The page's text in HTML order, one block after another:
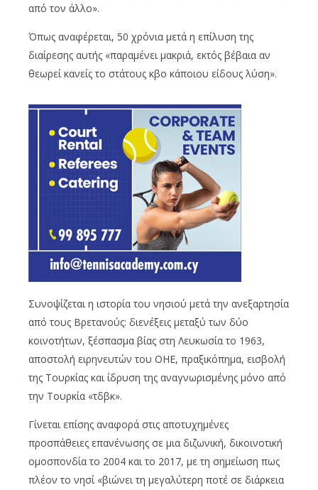
από τον άλλο».
Όπως αναφέρεται, 50 χρόνια μετά η επίλυση της
διαίρεσης αυτής «παραμένει μακριά, εκτός βέβαια αν
θεωρεί κανείς το στάτους κβο κάποιου είδους λύση».
Συνοψίζεται η ιστορία του νησιού μετά την ανεξαρτησία
από τους Βρετανούς: διενέξεις μεταξύ των δύο
κοινοτήτων, ξέσπασμα βίας στη Λευκωσία το 1963,
αποστολή ειρηνευτών του ΟΗΕ, πραξικόπημα, εισβολή
της Τουρκίας και ίδρυση της αναγνωρισμένης μόνο από
την Τουρκία «τδβκ».
Γίνεται επίσης αναφορά στις αποτυχημένες
προσπάθειες επανένωσης σε μια διζωνική, δικοινοτική
ομοσπονδία το 2004 και το 2017, με τη σημείωση πως
πλέον το νησί «βιώνει τη μεγαλύτερη ποτέ σε διάρκεια